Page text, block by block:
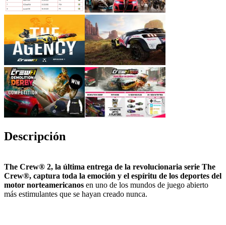
Descripción
The Crew® 2, la última entrega de la revolucionaria serie The
Crew®, captura toda la emoción y el espíritu de los deportes del
motor norteamericanos en uno de los mundos de juego abierto
más estimulantes que se hayan creado nunca.